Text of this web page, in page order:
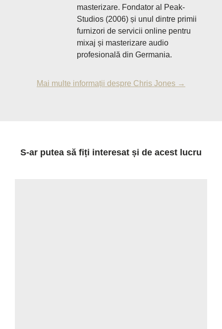
masterizare. Fondator al Peak-
Studios (2006) și unul dintre primii
furnizori de servicii online pentru
mixaj și masterizare audio
profesională din Germania.
Mai multe informații despre Chris Jones →
S-ar putea să fiți interesat și de acest lucru